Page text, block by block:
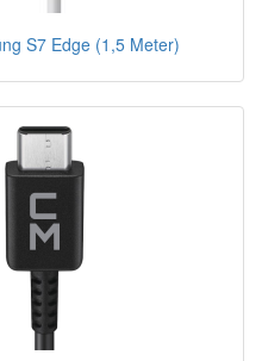
S7 Edge (1,5 Meter)